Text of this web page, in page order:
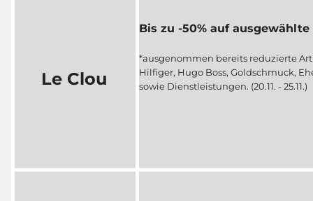
Le Clou
Bis zu -50% auf
*ausgenommen bereits reduzierte
Hilfiger, Hugo Boss, Goldschmuck,
sowie Dienstleistungen. (20.11. - 25.11.)